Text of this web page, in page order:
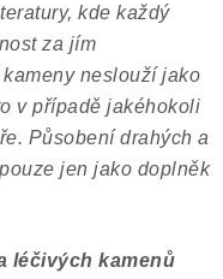
kde každý
za jím
neslouží jako
v případě jakéhokoli
Působení drahých a
jen jako doplněk
léčivých kamenů